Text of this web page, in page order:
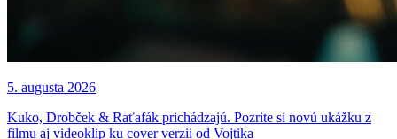
5. augusta 2026
Kuko, Drobček & Raťafák prichádzajú. Pozrite si novú ukážku z
filmu aj videoklip ku cover verzii od Vojtika